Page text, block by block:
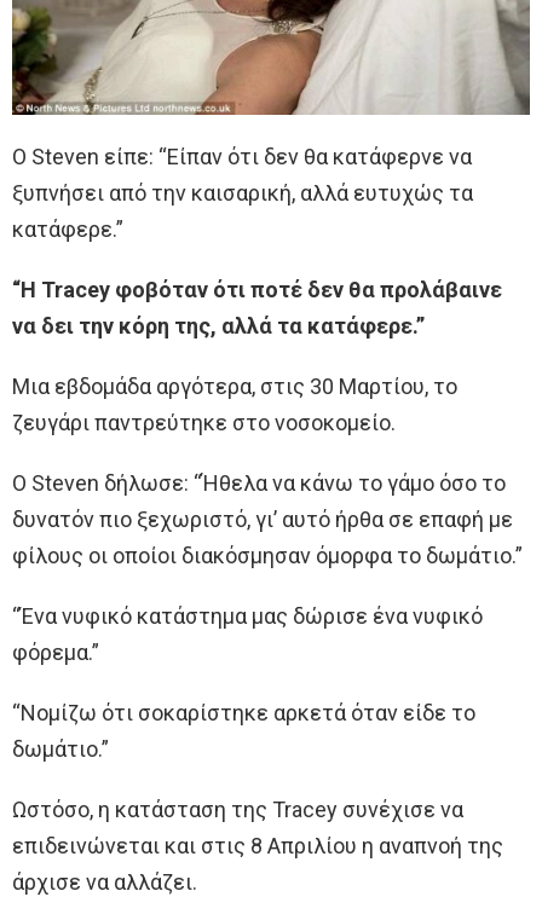
Ο Steven είπε: “Είπαν ότι δεν θα κατάφερνε να
ξυπνήσει από την καισαρική, αλλά ευτυχώς τα
κατάφερε.”
“Η Tracey φοβόταν ότι ποτέ δεν θα προλάβαινε
να δει την κόρη της, αλλά τα κατάφερε.”
Μια εβδομάδα αργότερα, στις 30 Μαρτίου, το
ζευγάρι παντρεύτηκε στο νοσοκομείο.
Ο Steven δήλωσε: “Ήθελα να κάνω το γάμο όσο το
δυνατόν πιο ξεχωριστό, γι’ αυτό ήρθα σε επαφή με
φίλους οι οποίοι διακόσμησαν όμορφα το δωμάτιο.”
“Ένα νυφικό κατάστημα μας δώρισε ένα νυφικό
φόρεμα.”
“Νομίζω ότι σοκαρίστηκε αρκετά όταν είδε το
δωμάτιο.”
Ωστόσο, η κατάσταση της Tracey συνέχισε να
επιδεινώνεται και στις 8 Απριλίου η αναπνοή της
άρχισε να αλλάζει.